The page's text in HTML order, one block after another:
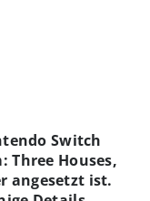
Switch
Three Houses,
angesetzt ist.